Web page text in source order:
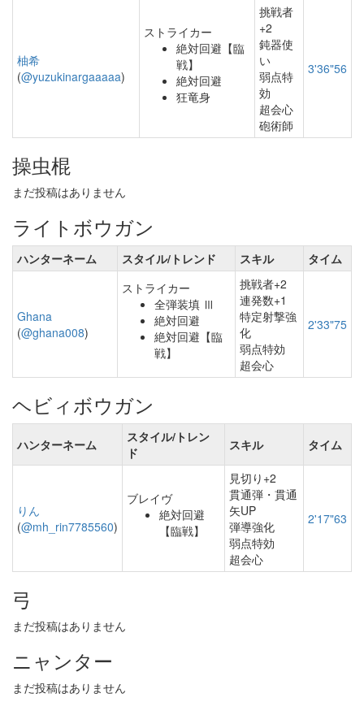
柚希
(@yuzukinargaaaaa)
ストライカー
絶対回避【臨
戦】
絶対回避
狂竜身
挑戦者
+2
鈍器使
い
弱点特
効
超会心
砲術師
3'36"56
操虫棍
まだ投稿はありません
ライトボウガン
ハンターネーム スタイル/トレンド スキル タイム
Ghana
(@ghana008)
ストライカー
全弾装填 Ⅲ
絶対回避
絶対回避【臨
戦】
挑戦者+2
連発数+1
特定射撃強
化
弱点特効
超会心
2'33"75
ヘビィボウガン
ハンターネーム
スタイル/トレン
ド
スキル タイム
りん
(@mh_rin7785560)
ブレイヴ
絶対回避
【臨戦】
見切り+2
貫通弾・貫通
矢UP
弾導強化
弱点特効
超会心
2'17"63
弓
まだ投稿はありません
ニャンター
まだ投稿はありません